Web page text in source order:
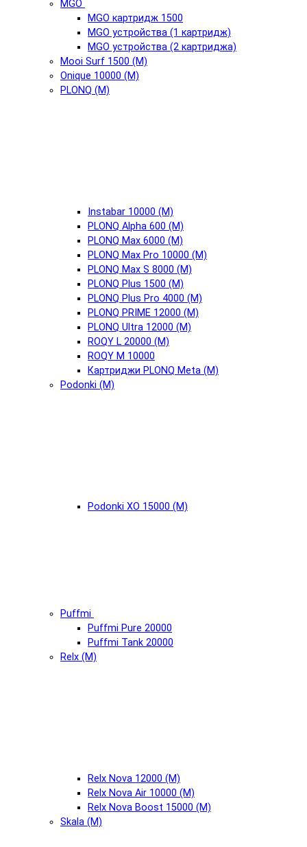
MGO
MGO картридж 1500
MGO устройства (1 картридж)
MGO устройства (2 картриджа)
Mooi Surf 1500 (М)
Onique 10000 (М)
PLONQ (М)
Instabar 10000 (М)
PLONQ Alpha 600 (М)
PLONQ Max 6000 (М)
PLONQ Max Pro 10000 (М)
PLONQ Max S 8000 (М)
PLONQ Plus 1500 (М)
PLONQ Plus Pro 4000 (М)
PLONQ PRIME 12000 (М)
PLONQ Ultra 12000 (М)
ROQY L 20000 (М)
ROQY M 10000
Картриджи PLONQ Meta (М)
Podonki (М)
Podonki XO 15000 (М)
Puffmi
Puffmi Pure 20000
Puffmi Tank 20000
Relx (М)
Relx Nova 12000 (М)
Relx Nova Air 10000 (М)
Relx Nova Boost 15000 (М)
Skala (М)